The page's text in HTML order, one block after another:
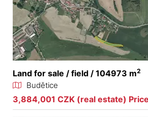
Land for sale / field / 104973 m2
Budětice
3,884,001 CZK (real estate) Price